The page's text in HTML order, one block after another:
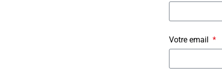
Votre email